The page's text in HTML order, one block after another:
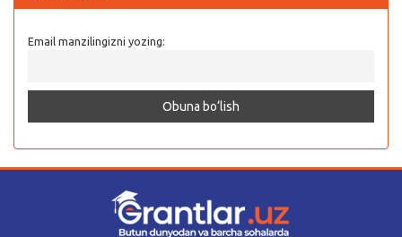
Email manzilingizni yozing: